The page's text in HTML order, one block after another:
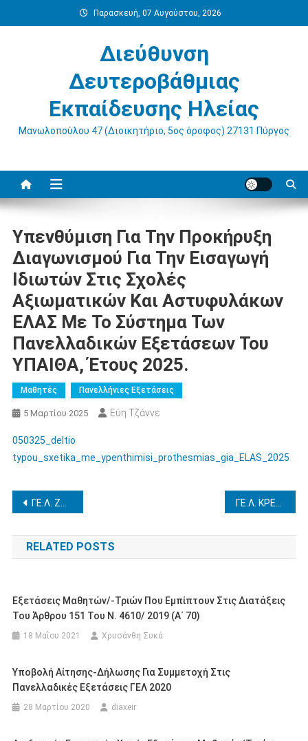
στο
Παρασκευή, 07 Αυγούστου, 2026
Διεύθυνση
Δευτεροβάθμιας
Εκπαίδευσης Ηλείας
Μανωλοπούλου 47 (Διοικητήριο, 5ος όροφος) 27131 Πύργος
Υπενθύμιση Για Την Προκήρυξη
Διαγωνισμού Για Την Εισαγωγή
Ιδιωτών Στις Σχολές
Αξιωματικών Και Αστυφυλάκων
ΕΛΑΣ Με Το Σύστημα Των
Πανελλαδικών Εξετάσεων Του
ΥΠΑΙΘΑ, Έτους 2025.
Μαθητές Πανελλήνιες Εξετάσεις
5 Μαρτίου 2025 Εύη Τζάννε
050325_deltio
typou_sxetika_me_ypenthimisi_prothesmias_gia_ELAS_2025
Πλοήγηση
άρθρων
ΓΕ.Λ. ΖΑΧΑΡΩΣ – ΕΠΑΝΑΠΡΟΚΗΡΥΞΗ ΕΚΠΑΙΔΕΥΤΙΚΗΣ ΕΠΙΣΚΕΨΗΣ ΣΤΟ ΝΑΥΠΛΙΟ 2-3/4/2025
RELATED POSTS
Εξετάσεις Μαθητών/-Τριών Που Εμπίπτουν Στις Διατάξεις
Του Άρθρου 151 Του Ν. 4610/ 2019 (Α΄ 70)
18 Μαΐου 2021 Χρυσάνθη Συκά
Υποβολή Αίτησης-Δήλωσης Για Συμμετοχή Στις
Πανελλαδικές Εξετάσεις ΓΕΛ 2020
28 Μαρτίου 2020 diaxeir